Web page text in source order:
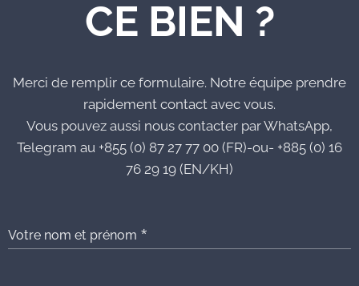
CE BIEN ?
Merci de remplir ce formulaire. Notre équipe prendre
rapidement contact avec vous.
Vous pouvez aussi nous contacter par WhatsApp,
Telegram au +855 (0) 87 27 77 00 (FR)-ou- +885 (0) 16
76 29 19 (EN/KH)
Votre nom et prénom